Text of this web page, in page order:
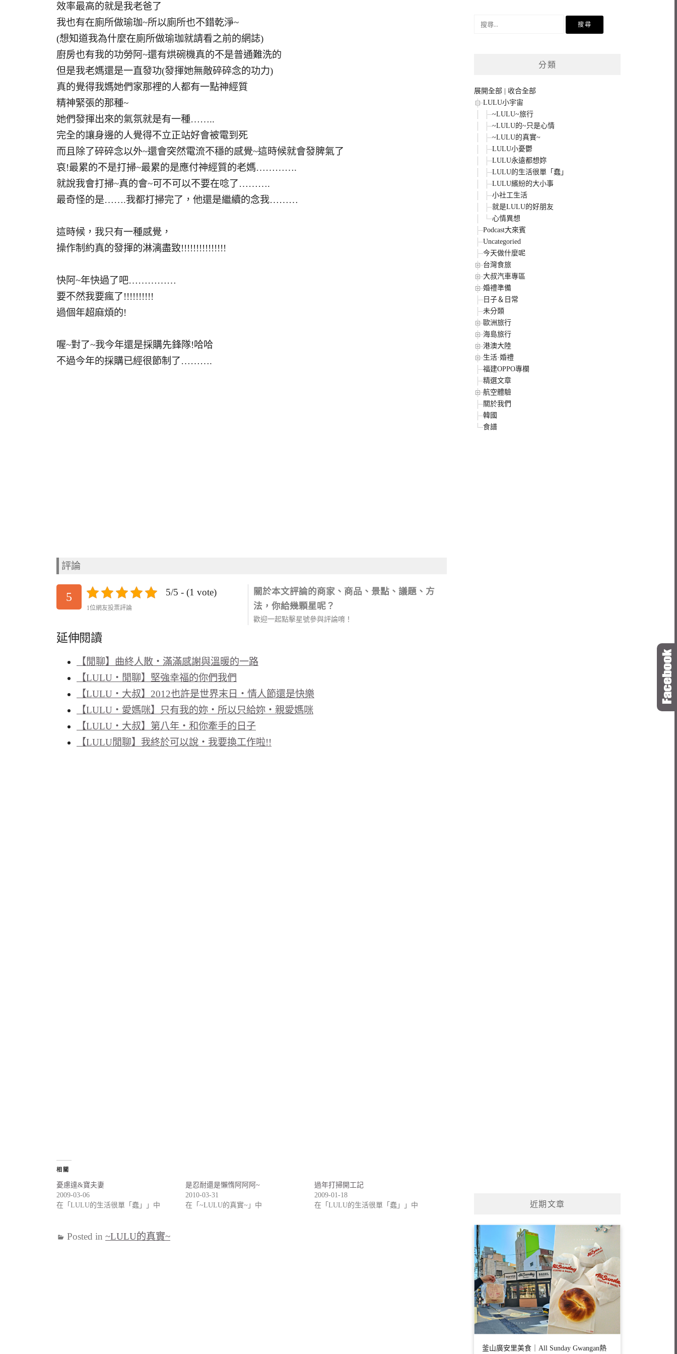
效率最高的就是我老爸了
我也有在廁所做瑜珈~所以廁所也不錯乾淨~
(想知道我為什麼在廁所做瑜珈就請看之前的網誌)
廚房也有我的功勞阿~還有烘碗機真的不是普通難洗的
但是我老媽還是一直發功(發揮她無敵碎碎念的功力)
真的覺得我媽她們家那裡的人都有一點神經質
精神緊張的那種~
她們發揮出來的氣氛就是有一種……..
完全的讓身邊的人覺得不立正站好會被電到死
而且除了碎碎念以外~還會突然電流不穩的感覺~這時候就會發脾氣了
哀!最累的不是打掃~最累的是應付神經質的老媽………….
就說我會打掃~真的會~可不可以不要在唸了……….
最奇怪的是…….我都打掃完了，他還是繼續的念我………
這時候，我只有一種感覺，
操作制約真的發揮的淋漓盡致!!!!!!!!!!!!!!!
快阿~年快過了吧……………
要不然我要瘋了!!!!!!!!!!
過個年超麻煩的!
喔~對了~我今年還是採購先鋒隊!哈哈
不過今年的採購已經很節制了……….
評論
5 5/5 - (1 vote)
1位網友投票評論
關於本文評論的商家、商品、景點、議題、方
法，你給幾顆星呢？
歡迎一起點擊星號參與評論唷！
延伸閱讀
【閒聊】曲終人散‧滿滿感謝與溫暖的一路
【LULU‧閒聊】堅強幸福的你們我們
【LULU‧大叔】2012也許是世界末日‧情人節還是快樂
【LULU‧愛媽咪】只有我的妳‧所以只給妳‧親愛媽咪
【LULU‧大叔】第八年‧和你牽手的日子
【LULU閒聊】我終於可以說‧我要換工作啦!!
相關
憂慮達&寶夫妻
2009-03-06
在「LULU的生活很單「蠢」」中
是忍耐還是懶惰阿阿阿~
2010-03-31
在「~LULU的真實~」中
過年打掃開工記
2009-01-18
在「LULU的生活很單「蠢」」中
Posted in ~LULU的真實~
分類
展開全部
收合全部
LULU小宇宙
~LULU~旅行
~LULU的~只是心情
~LULU的真實~
LULU小憂鬱
LULU永遠都想妳
LULU的生活很單「蠢」
LULU繽紛的大小事
小社工生活
就是LULU的好朋友
心情異想
Podcast大來賓
Uncategoried
今天做什麼呢
台灣食旅
大叔汽車專區
婚禮準備
日子＆日常
未分類
歐洲旅行
海島旅行
港澳大陸
生活·婚禮
福建OPPO專欄
精選文章
航空體驗
關於我們
韓國
食譜
近期文章
釜山廣安里美食｜All Sunday Gwangan熱